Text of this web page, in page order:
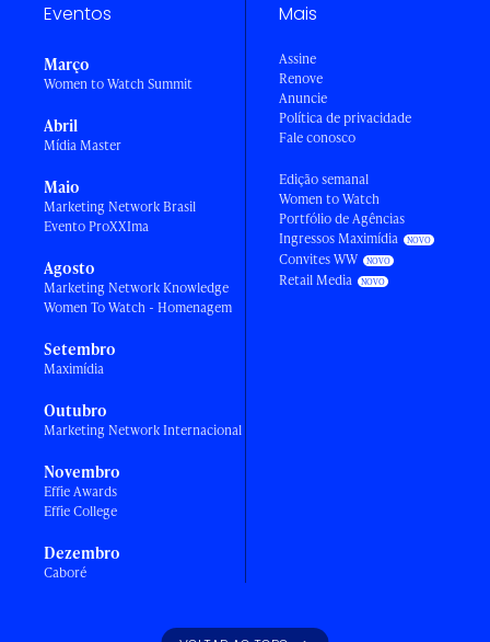
Eventos
Março
Women to Watch Summit
Abril
Mídia Master
Maio
Marketing Network Brasil
Evento ProXXIma
Agosto
Marketing Network Knowledge
Women To Watch - Homenagem
Setembro
Maximídia
Outubro
Marketing Network Internacional
Novembro
Effie Awards
Effie College
Dezembro
Caboré
Mais
Assine
Renove
Anuncie
Política de privacidade
Fale conosco
Edição semanal
Women to Watch
Portfólio de Agências
Ingressos Maximídia
Convites WW
Retail Media